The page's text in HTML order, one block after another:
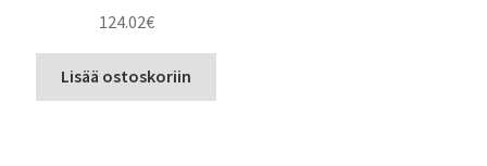
124.02€
Lisää ostoskoriin